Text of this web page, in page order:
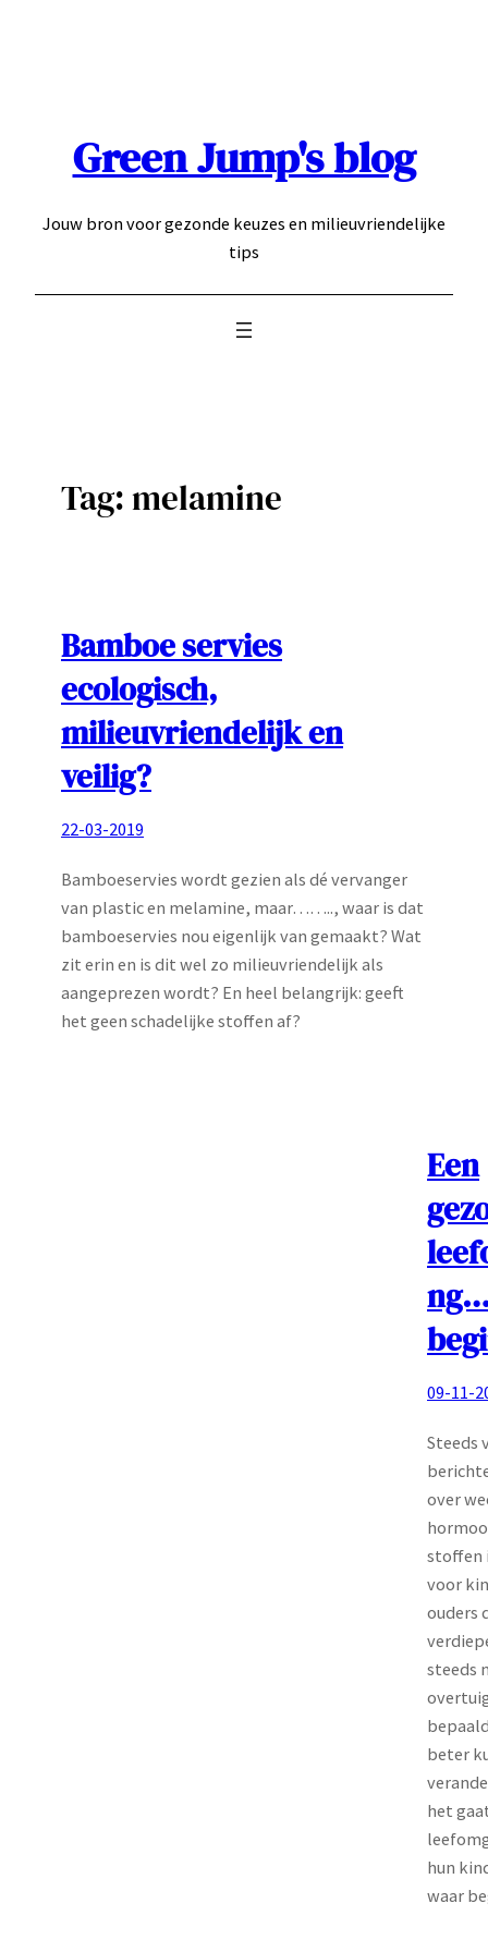
Green Jump's blog
Jouw bron voor gezonde keuzes en milieuvriendelijke
tips
Tag:melamine
Bamboe servies
ecologisch,
milieuvriendelijk en
veilig?
22-03-2019
Bamboeservies wordt gezien als dé vervanger
van plastic en melamine, maar…….., waar is dat
bamboeservies nou eigenlijk van gemaakt? Wat
zit erin en is dit wel zo milieuvriendelijk als
aangeprezen wordt? En heel belangrijk: geeft
het geen schadelijke stoffen af?
Een
09-11-
Steeds
over
stoffen
voor
ouders
steeds
beter
het
hun
waar